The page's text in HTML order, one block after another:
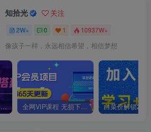
知拾光 关注
2W+ 0 1 10937W+
像孩子一样，永远相信希望，相信梦想
你还在到处找项目？还在当韭菜？我靠卖项目一个月收入5万+，曾经我也是个失败者。 全网VIP课程 无损下载~